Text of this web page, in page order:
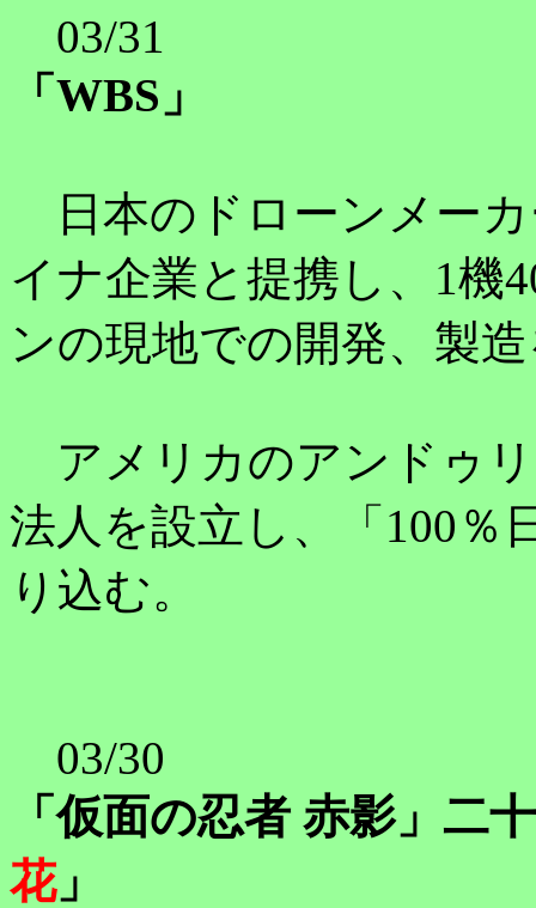
03/31
「WBS」
日本のドローンメー
イナ企業と提携し、1機
ンの現地での開発、製
アメリカのアンドゥ
法人を設立し、「100％
り込む。
03/30
「仮面の忍者 赤影」二
花」